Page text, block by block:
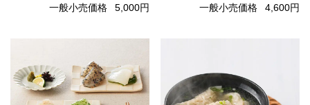
一般小売価格 5,000円 一般小売価格 4,600円